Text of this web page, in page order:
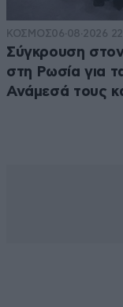
ΚΟΣΜΟΣ06·08·2026
Σύγκρουση
στη Ρωσία για
Ανάμεσά τους